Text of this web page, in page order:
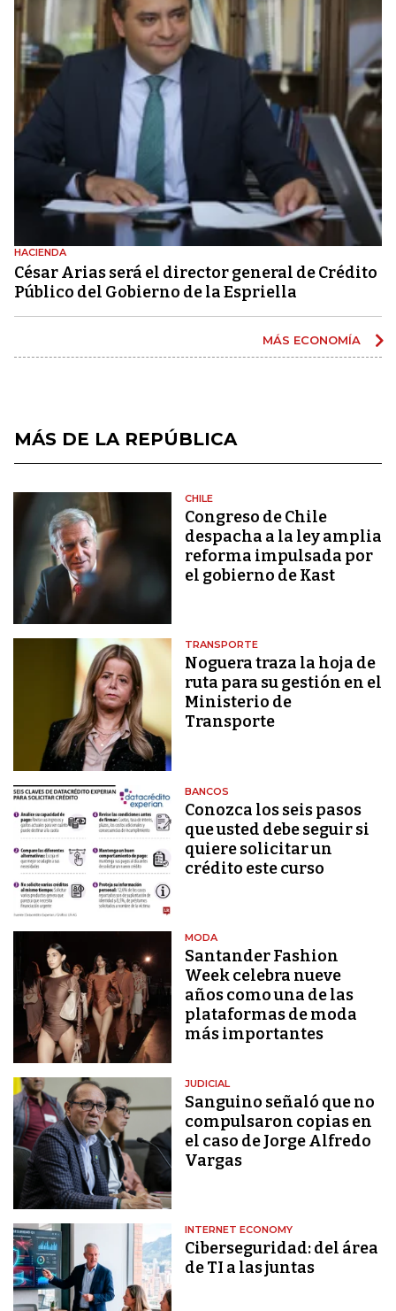
HACIENDA
César Arias será el director general de Crédito
Público del Gobierno de la Espriella
MÁS ECONOMÍA
MÁS DE LA REPÚBLICA
CHILE
Congreso de Chile
despacha a la ley amplia
reforma impulsada por
el gobierno de Kast
TRANSPORTE
Noguera traza la hoja de
ruta para su gestión en el
Ministerio de
Transporte
BANCOS
Conozca los seis pasos
que usted debe seguir si
quiere solicitar un
crédito este curso
MODA
Santander Fashion
Week celebra nueve
años como una de las
plataformas de moda
más importantes
JUDICIAL
Sanguino señaló que no
compulsaron copias en
el caso de Jorge Alfredo
Vargas
INTERNET ECONOMY
Ciberseguridad: del área
de TI a las juntas